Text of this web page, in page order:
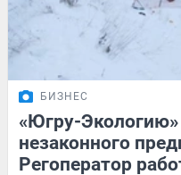
БИЗНЕС
«Югру-
незаконного
Регоператор